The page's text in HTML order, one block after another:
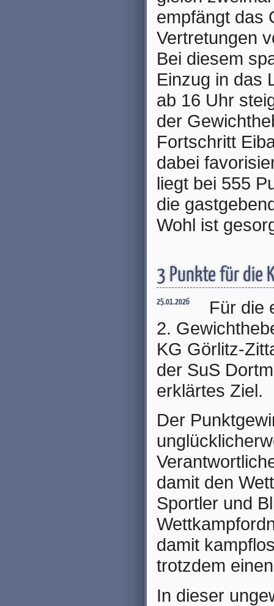
empfängt das
Vertretungen
Bei diesem
Einzug in das
ab 16 Uhr
der
Fortschritt
dabei
liegt bei 555
die
Wohl ist
3 Punkte für die
25.01.2026
Für die
2.
KG Görlitz-
der SuS
erklärtes Ziel.
Der
damit den
Sportler und
damit
trotzdem
In dieser